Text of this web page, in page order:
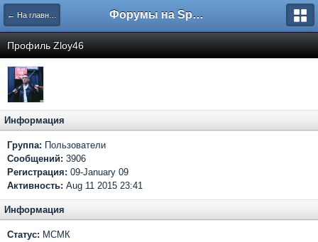
← На главную Форумы на Sportbox.ru
Профиль Zloy46
Информация
Группа: Пользователи
Сообщений: 3906
Регистрация: 09-January 09
Активность: Aug 11 2015 23:41
Информация
Статус: МСМК